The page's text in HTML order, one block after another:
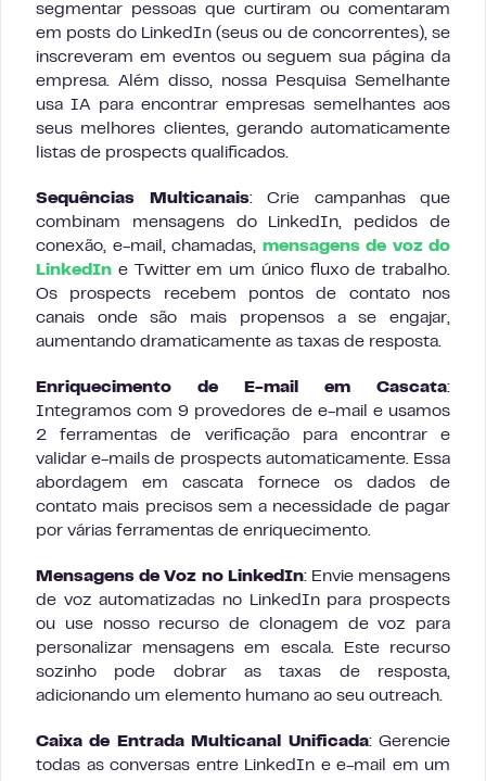
segmentar pessoas que curtiram ou comentaram
em posts do LinkedIn (seus ou de concorrentes), se
inscreveram em eventos ou seguem sua página da
empresa. Além disso, nossa Pesquisa Semelhante
usa IA para encontrar empresas semelhantes aos
seus melhores clientes, gerando automaticamente
listas de prospects qualificados.
Sequências Multicanais: Crie campanhas que
combinam mensagens do LinkedIn, pedidos de
conexão, e-mail, chamadas, mensagens de voz do
LinkedIn e Twitter em um único fluxo de trabalho.
Os prospects recebem pontos de contato nos
canais onde são mais propensos a se engajar,
aumentando dramaticamente as taxas de resposta.
Enriquecimento de E-mail em Cascata:
Integramos com 9 provedores de e-mail e usamos
2 ferramentas de verificação para encontrar e
validar e-mails de prospects automaticamente. Essa
abordagem em cascata fornece os dados de
contato mais precisos sem a necessidade de pagar
por várias ferramentas de enriquecimento.
Mensagens de Voz no LinkedIn: Envie mensagens
de voz automatizadas no LinkedIn para prospects
ou use nosso recurso de clonagem de voz para
personalizar mensagens em escala. Este recurso
sozinho pode dobrar as taxas de resposta,
adicionando um elemento humano ao seu outreach.
Caixa de Entrada Multicanal Unificada: Gerencie
todas as conversas entre LinkedIn e e-mail em um